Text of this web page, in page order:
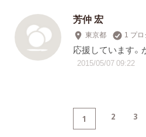
芳仲 宏
東京都 1 プ
応援しています。
2015/05/07 09:22
1 2 3